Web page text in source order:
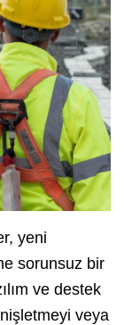
yeni
sorunsuz bir
ve destek
veya